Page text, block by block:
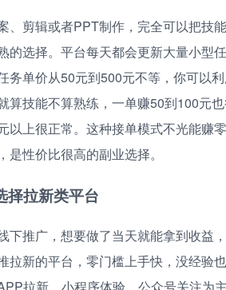
、剪辑或者PPT制作，完全可以把技
的选择。平台每天都会更新大量小型
务单价从50元到500元不等，你可以
算技能不算熟练，一单赚50到100元
以上很正常。这种接单模式不光能赚
性价比很高的副业选择。
择拉新类平台
下推广，想要做了当天就能拿到收益
拉新的平台，零门槛上手快，没经验
拉新、小程序体验、公众号关注为